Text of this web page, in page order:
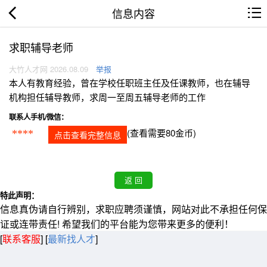
信息内容
求职辅导老师
大竹人才网 2026.08.09 举报
本人有教育经验，曾在学校任职班主任及任课教师，也在辅导
机构担任辅导教师，求周一至周五辅导老师的工作
联系人手机/微信：
**** 点击查看完整信息 (查看需要80金币)
特此声明：
信息真伪请自行辨别，求职应聘须谨慎，网站对此不承担任何保
证或连带责任! 希望我们的平台能为您带来更多的便利！
[联系客服] [最新找人才]